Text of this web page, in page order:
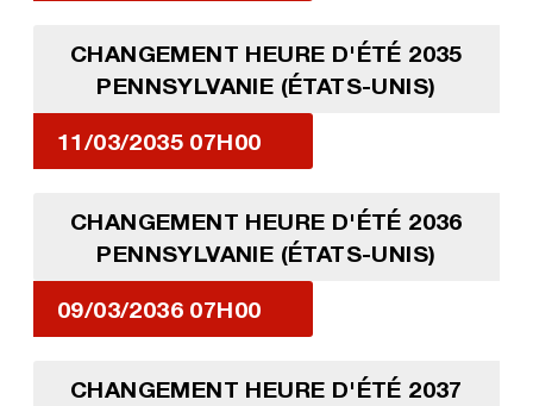
CHANGEMENT HEURE D'ÉTÉ 2035
PENNSYLVANIE (ÉTATS-UNIS)
11/03/2035 07H00
CHANGEMENT HEURE D'ÉTÉ 2036
PENNSYLVANIE (ÉTATS-UNIS)
09/03/2036 07H00
CHANGEMENT HEURE D'ÉTÉ 2037